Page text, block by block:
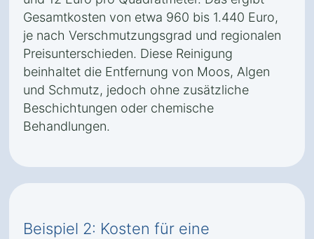
Gesamtkosten von etwa 960 bis 1.440 Euro,
je nach Verschmutzungsgrad und regionalen
Preisunterschieden. Diese Reinigung
beinhaltet die Entfernung von Moos, Algen
und Schmutz, jedoch ohne zusätzliche
Beschichtungen oder chemische
Behandlungen.
Beispiel 2: Kosten für eine